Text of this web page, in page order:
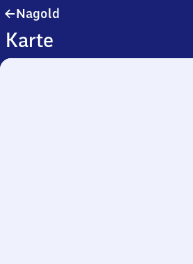
Nagold
Karte